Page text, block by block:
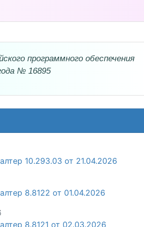
программного обеспечения
№ 16895
10.293.03 от 21.04.2026
8.8122 от 01.04.2026
8.8121 от 02.03.2026